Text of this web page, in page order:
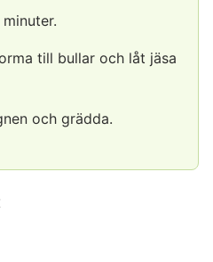
till bullar och låt jäsa
och grädda.